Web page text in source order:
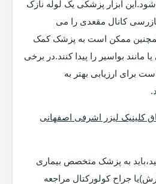
ابزار پزشکی یک لوله نازک
کانال مقعدی را می
ممکن است به پزشک کمک
مانند بواسیر را پیدا کنند.در برخی
برای ارزیابی بهتر به
کلینیک لیزر اشرفی اصفهانی
به پزشک متخصص بیماری
جراح کولورکتال مراجعه